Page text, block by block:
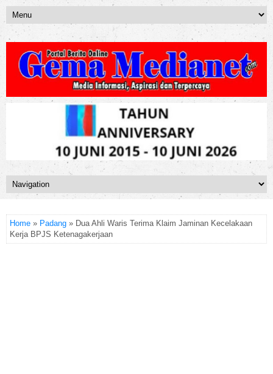
Home » Padang » Dua Ahli Waris Terima Klaim Jaminan Kecelakaan
Kerja BPJS Ketenagakerjaan